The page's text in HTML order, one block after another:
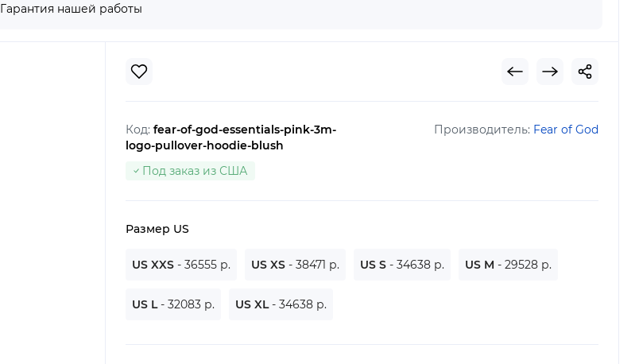
Гарантия нашей работы
Код: fear-of-god-essentials-pink-3m-
logo-pullover-hoodie-blush
Производитель: Fear of God
Под заказ из США
Размер US
US XXS - 36555 р. US XS - 38471 р. US S - 34638 р. US M - 29528 р.
US L- 32083 р. US XL- 34638 р.